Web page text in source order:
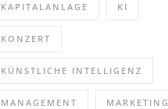
KAPITALANLAGE KI
KONZERT
KÜNSTLICHE INTELLIGENZ
MANAGEMENT MARKETING